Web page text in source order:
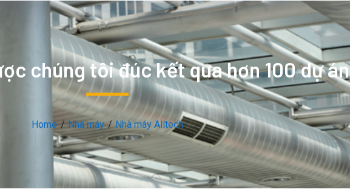
chúng tôi đúc kết qua hơn 100 dự án
Home Nhà máy Nhà máy Alltech